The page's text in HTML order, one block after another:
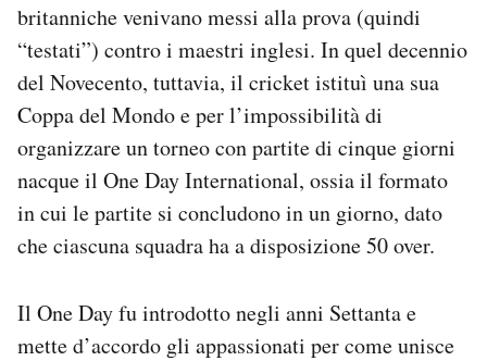
britanniche venivano messi alla prova (quindi
“testati”) contro i maestri inglesi. In quel decennio
del Novecento, tuttavia, il cricket istituì una sua
Coppa del Mondo e per l’impossibilità di
organizzare un torneo con partite di cinque giorni
nacque il One Day International, ossia il formato
in cui le partite si concludono in un giorno, dato
che ciascuna squadra ha a disposizione 50 over.
Il One Day fu introdotto negli anni Settanta e
mette d’accordo gli appassionati per come unisce